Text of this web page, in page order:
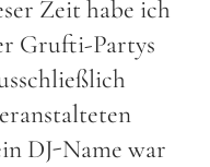
Zeit habe ich
Grufti-Partys
DJ-Name war